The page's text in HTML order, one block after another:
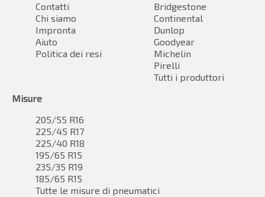
Contatti
Chi siamo
Impronta
Aiuto
Politica dei resi
Bridgestone
Continental
Dunlop
Goodyear
Michelin
Pirelli
Tutti i produttori
Misure
205/55 R16
225/45 R17
225/40 R18
195/65 R15
235/35 R19
185/65 R15
Tutte le misure di pneumatici